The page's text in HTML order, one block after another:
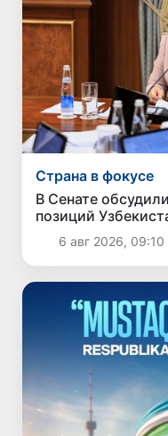
Страна в фокусе
В Сенате
позиций
рейтингах и
6 авг 2026, 09:10